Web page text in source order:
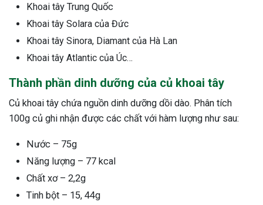
Khoai tây Trung Quốc
Khoai tây Solara của Đức
Khoai tây Sinora, Diamant của Hà Lan
Khoai tây Atlantic của Úc…
Thành phần dinh dưỡng của củ khoai tây
Củ khoai tây chứa nguồn dinh dưỡng dồi dào. Phân tích
100g củ ghi nhận được các chất với hàm lượng như sau:
Nước – 75g
Năng lượng – 77 kcal
Chất xơ – 2,2g
Tinh bột – 15, 44g